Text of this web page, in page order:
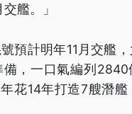
艦。」
預計明年11月交艦
，一口氣編列2840
花14年打造7艘潛